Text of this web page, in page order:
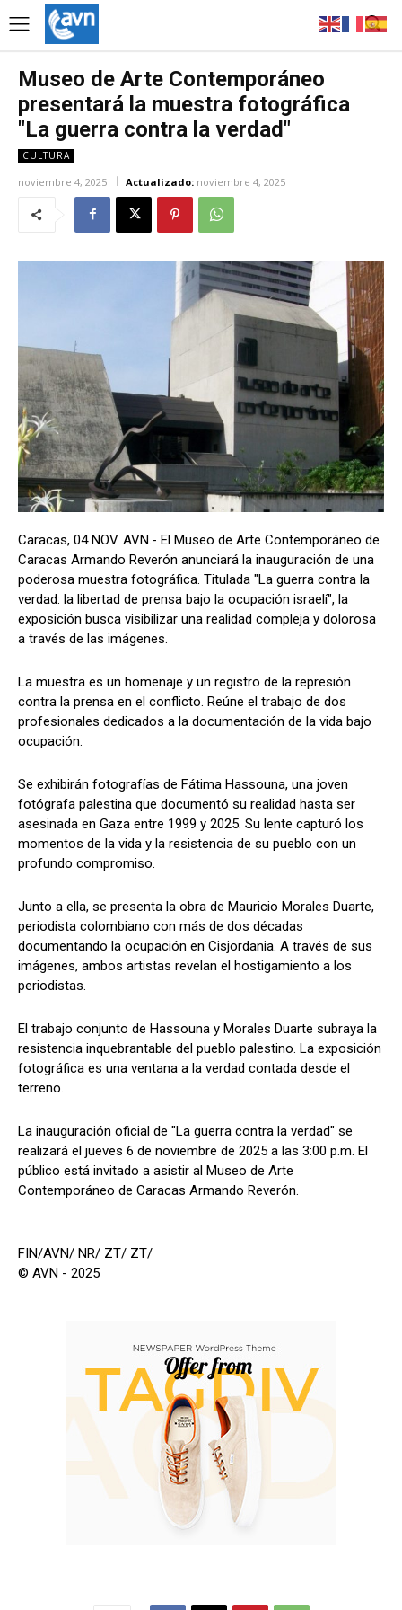
Museo de Arte Contemporáneo
presentará la muestra fotográfica
"La guerra contra la verdad"
CULTURA
noviembre 4, 2025 Actualizado: noviembre 4, 2025
Caracas, 04 NOV. AVN.- El Museo de Arte Contemporáneo de
Caracas Armando Reverón anunciará la inauguración de una
poderosa muestra fotográfica. Titulada "La guerra contra la
verdad: la libertad de prensa bajo la ocupación israelí", la
exposición busca visibilizar una realidad compleja y dolorosa
a través de las imágenes.
La muestra es un homenaje y un registro de la represión
contra la prensa en el conflicto. Reúne el trabajo de dos
profesionales dedicados a la documentación de la vida bajo
ocupación.
Se exhibirán fotografías de Fátima Hassouna, una joven
fotógrafa palestina que documentó su realidad hasta ser
asesinada en Gaza entre 1999 y 2025. Su lente capturó los
momentos de la vida y la resistencia de su pueblo con un
profundo compromiso.
Junto a ella, se presenta la obra de Mauricio Morales Duarte,
periodista colombiano con más de dos décadas
documentando la ocupación en Cisjordania. A través de sus
imágenes, ambos artistas revelan el hostigamiento a los
periodistas.
El trabajo conjunto de Hassouna y Morales Duarte subraya la
resistencia inquebrantable del pueblo palestino. La exposición
fotográfica es una ventana a la verdad contada desde el
terreno.
La inauguración oficial de "La guerra contra la verdad" se
realizará el jueves 6 de noviembre de 2025 a las 3:00 p.m. El
público está invitado a asistir al Museo de Arte
Contemporáneo de Caracas Armando Reverón.
FIN/AVN/ NR/ ZT/ ZT/
© AVN - 2025